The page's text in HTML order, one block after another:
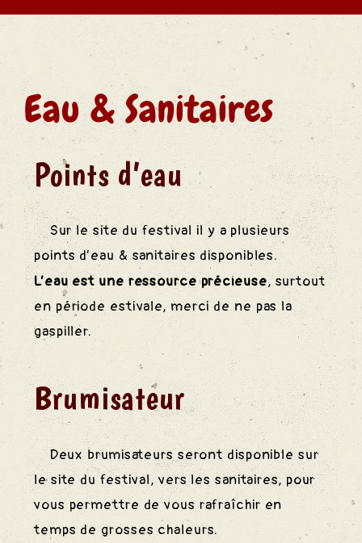
Eau & Sanitaires
Points d’eau
Sur le site du festival il y a plusieurs
points d’eau & sanitaires disponibles.
L’eau est une ressource précieuse, surtout
en période estivale, merci de ne pas la
gaspiller.
Brumisateur
Deux brumisateurs seront disponible sur
le site du festival, vers les sanitaires, pour
vous permettre de vous rafraîchir en
temps de grosses chaleurs.